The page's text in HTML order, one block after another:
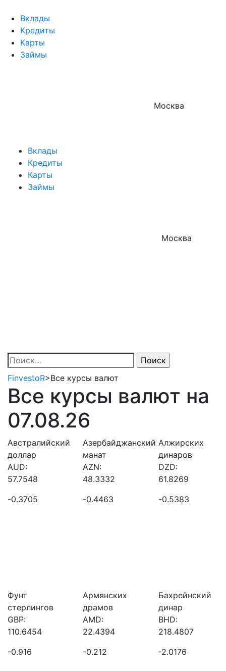
Вклады
Кредиты
Карты
Займы
Москва
Вклады
Кредиты
Карты
Займы
Москва
Найти:
FinvestoR>Все курсы валют
Все курсы валют на
07.08.26
Австралийский
доллар
AUD:
57.7548
-0.3705
Азербайджанский
манат
AZN:
48.3332
-0.4463
Алжирских
динаров
DZD:
61.8269
-0.5383
Фунт
стерлингов
GBP:
110.6454
-0.916
Армянских
драмов
AMD:
22.4394
-0.212
Бахрейнский
динар
BHD:
218.4807
-2.0176